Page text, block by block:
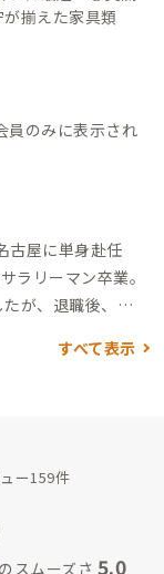
揃えた家具類
員のみに表示され
古屋に単身赴任
ラリーマン卒業。
が、退職後、妻
も、妻も絶賛する
会員さんが揃え
割消費され全国に
みて〜！
すべて表示
ー159件
スムーズさ 5.0